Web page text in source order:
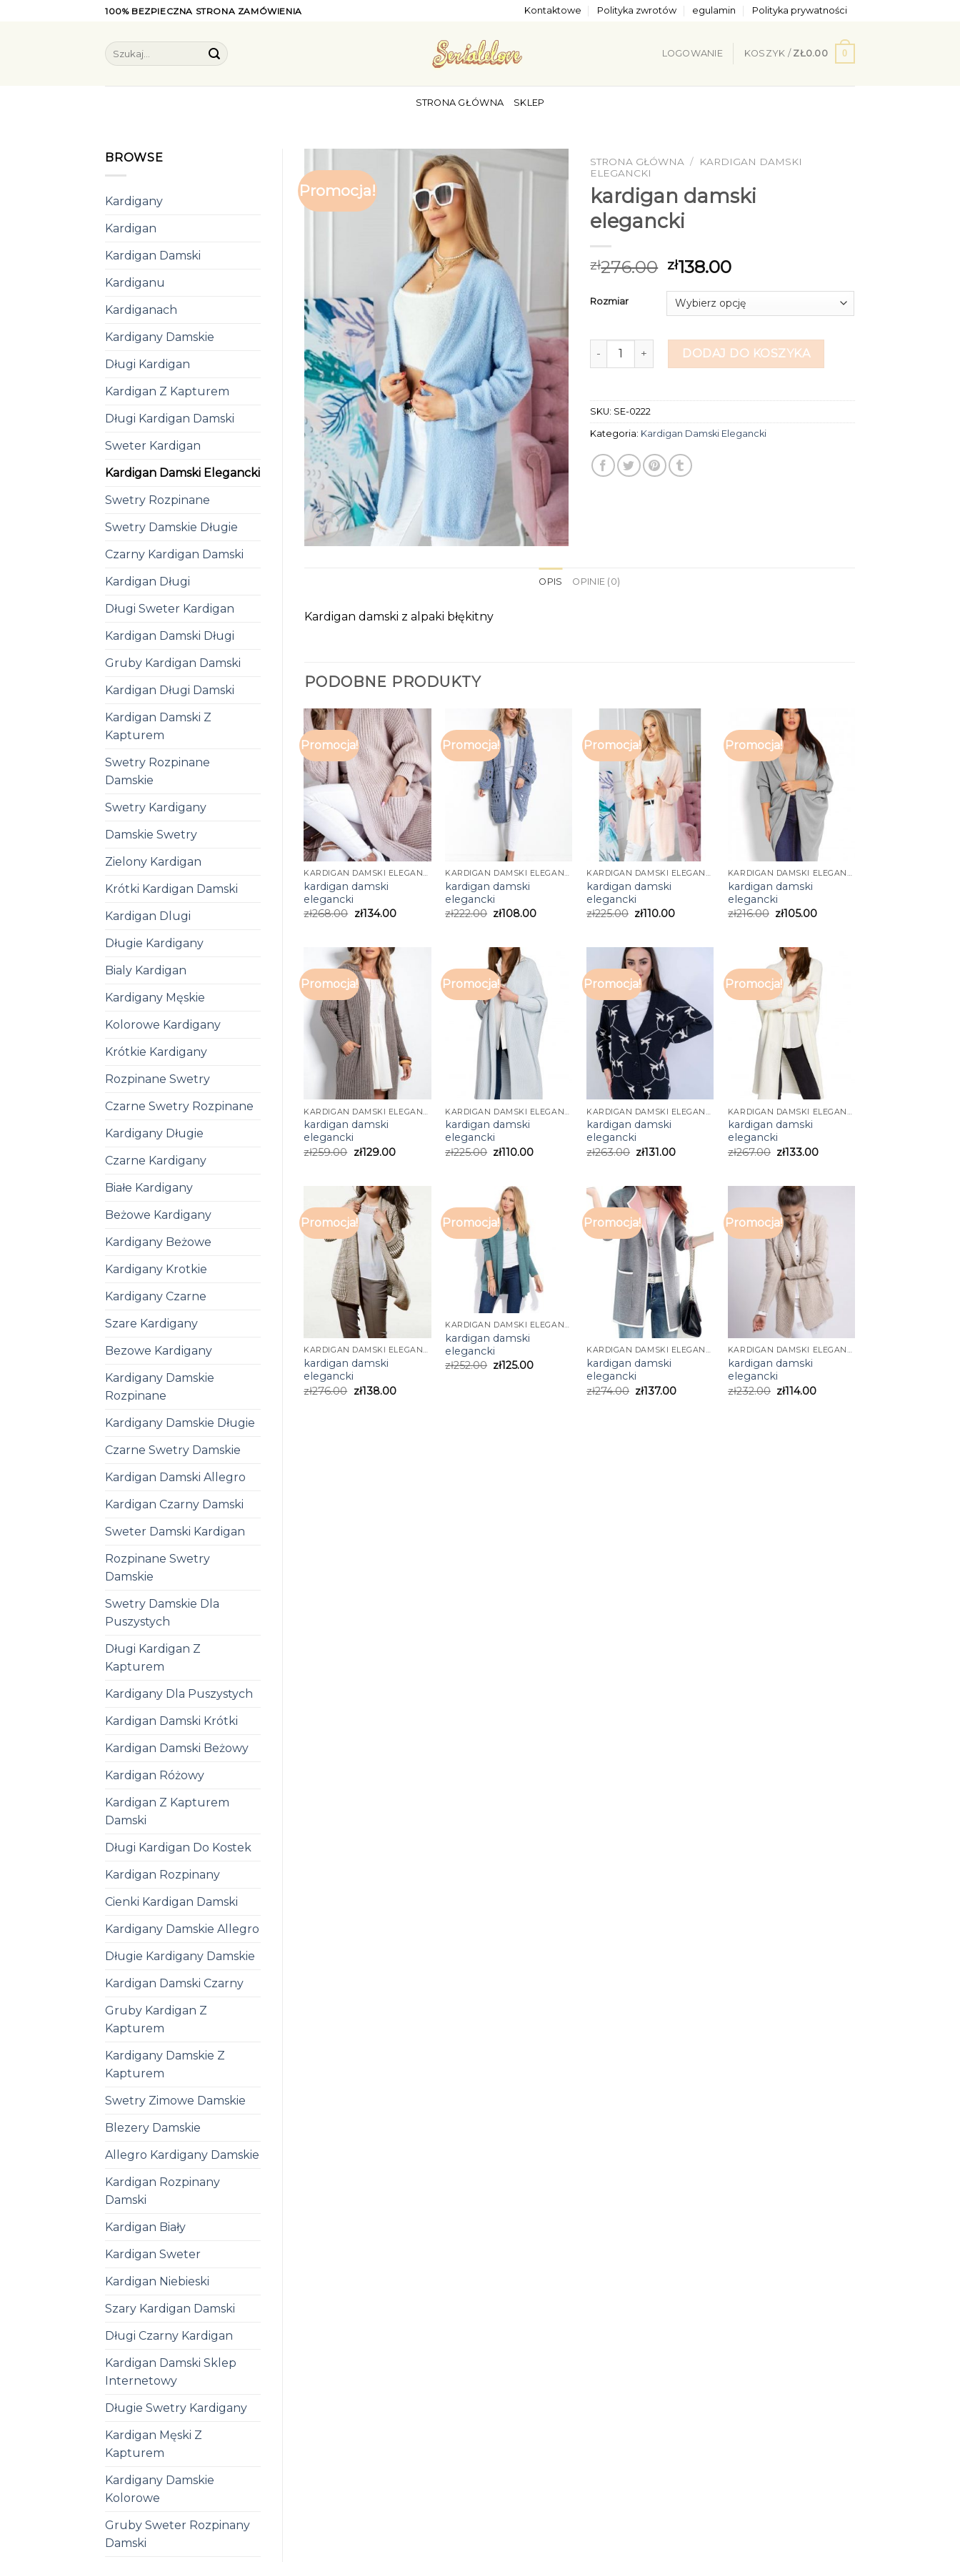
100% BEZPIECZNA STRONA ZAMÓWIENIA Kontaktowe Polityka zwrotów egulamin Polityka prywatności
Szukaj:
LOGOWANIE KOSZYK / ZŁ0.00 0
STRONA GŁÓWNA SKLEP
BROWSE
Kardigany
Kardigan
Kardigan Damski
Kardiganu
Kardiganach
Kardigany Damskie
Długi Kardigan
Kardigan Z Kapturem
Długi Kardigan Damski
Sweter Kardigan
Kardigan Damski Elegancki
Swetry Rozpinane
Swetry Damskie Długie
Czarny Kardigan Damski
Kardigan Długi
Długi Sweter Kardigan
Kardigan Damski Długi
Gruby Kardigan Damski
Kardigan Długi Damski
Kardigan Damski Z
Kapturem
Swetry Rozpinane
Damskie
Swetry Kardigany
Damskie Swetry
Zielony Kardigan
Krótki Kardigan Damski
Kardigan Dlugi
Długie Kardigany
Bialy Kardigan
Kardigany Męskie
Kolorowe Kardigany
Krótkie Kardigany
Rozpinane Swetry
Czarne Swetry Rozpinane
Kardigany Długie
Czarne Kardigany
Białe Kardigany
Beżowe Kardigany
Kardigany Beżowe
Kardigany Krotkie
Kardigany Czarne
Szare Kardigany
Bezowe Kardigany
Kardigany Damskie
Rozpinane
Kardigany Damskie Długie
Czarne Swetry Damskie
Kardigan Damski Allegro
Kardigan Czarny Damski
Sweter Damski Kardigan
Rozpinane Swetry
Damskie
Swetry Damskie Dla
Puszystych
Długi Kardigan Z
Kapturem
Kardigany Dla Puszystych
Kardigan Damski Krótki
Kardigan Damski Beżowy
Kardigan Różowy
Kardigan Z Kapturem
Damski
Długi Kardigan Do Kostek
Kardigan Rozpinany
Cienki Kardigan Damski
Kardigany Damskie Allegro
Długie Kardigany Damskie
Kardigan Damski Czarny
Gruby Kardigan Z
Kapturem
Kardigany Damskie Z
Kapturem
Swetry Zimowe Damskie
Blezery Damskie
Allegro Kardigany Damskie
Kardigan Rozpinany
Damski
Kardigan Biały
Kardigan Sweter
Kardigan Niebieski
Szary Kardigan Damski
Długi Czarny Kardigan
Kardigan Damski Sklep
Internetowy
Długie Swetry Kardigany
Kardigan Męski Z
Kapturem
Kardigany Damskie
Kolorowe
Gruby Sweter Rozpinany
Damski
Promocja!
STRONA GŁÓWNA /
KARDIGAN DAMSKI
ELEGANCKI
kardigan damski
elegancki
zł276.00 zł138.00
Rozmiar
ilość kardigan damski eleganckiDODAJ DO KOSZYKA
SKU: SE-0222
Kategoria: Kardigan Damski Elegancki
OPIS OPINIE (0)
Kardigan damski z alpaki błękitny
PODOBNE PRODUKTY
Promocja!
KARDIGAN DAMSKI ELEGANCKI
kardigan damski
elegancki
zł268.00 zł134.00
Promocja!
KARDIGAN DAMSKI ELEGANCKI
kardigan damski
elegancki
zł222.00 zł108.00
Promocja!
KARDIGAN DAMSKI ELEGANCKI
kardigan damski
elegancki
zł225.00 zł110.00
Promocja!
KARDIGAN DAMSKI ELEGANCKI
kardigan damski
elegancki
zł216.00 zł105.00
Promocja!
kardigan damski
elegancki
zł259.00 zł129.00
Promocja!
kardigan damski
elegancki
zł225.00 zł110.00
Promocja!
kardigan damski
elegancki
zł263.00 zł131.00
Promocja!
kardigan damski
elegancki
zł267.00 zł133.00
Promocja!
KARDIGAN DAMSKI ELEGANCKI
kardigan damski
elegancki
zł276.00 zł138.00
Promocja!
KARDIGAN DAMSKI ELEGANCKI
kardigan damski
elegancki
zł252.00 zł125.00
Promocja!
KARDIGAN DAMSKI ELEGANCKI
kardigan damski
elegancki
zł274.00 zł137.00
Promocja!
KARDIGAN DAMSKI ELEGANCKI
kardigan damski
elegancki
zł232.00 zł114.00